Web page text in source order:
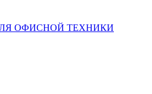
ОФИСНОЙ ТЕХНИКИ